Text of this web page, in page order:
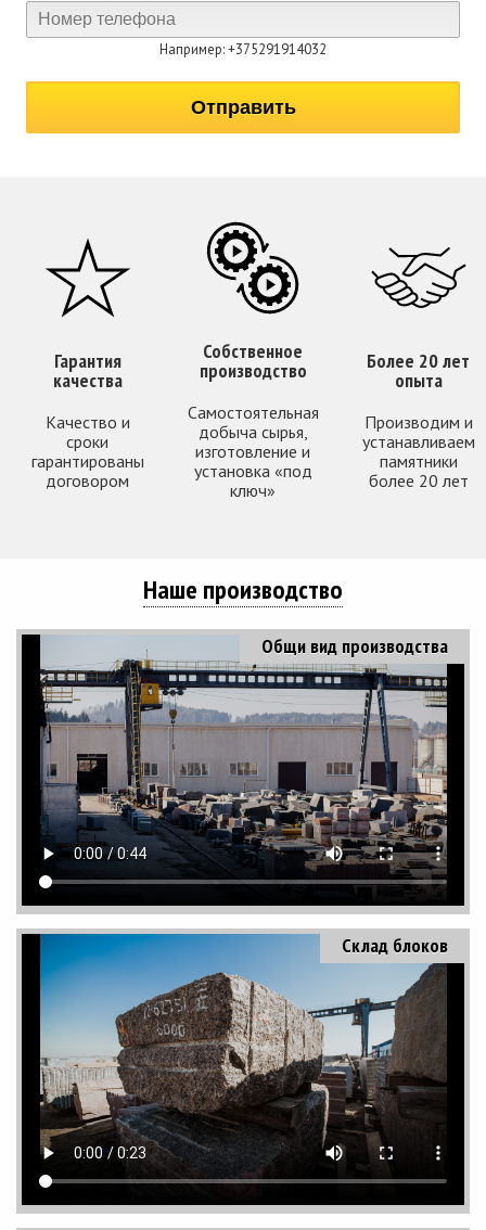
Например: +375291914032
Гарантия
качества
Качество и
сроки
гарантированы
договором
Собственное
производство
Самостоятельная
добыча сырья,
изготовление и
установка «под
ключ»
Более 20 лет
опыта
Производим и
устанавливаем
памятники
более 20 лет
Наше производство
Общи вид производства
Склад блоков